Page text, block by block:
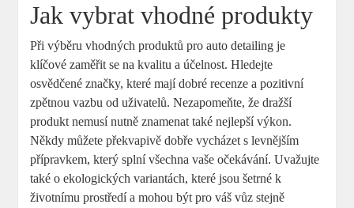
Jak vybrat vhodné ⁢produkty
Při⁤ výběru vhodných produktů pro auto detailing‍ je
klíčové​ zaměřit ​se ‌na kvalitu a účelnost.‍ Hledejte
⁤osvědčené značky, které⁢ mají dobré ⁣recenze a pozitivní
zpětnou vazbu od uživatelů.⁤ Nezapomeňte,⁤ že ⁢dražší
produkt nemusí nutně ‌znamenat také nejlepší výkon.
Někdy ⁣můžete překvapivě⁢ dobře‌ vycházet s levnějším
přípravkem, ⁣který splní všechna vaše⁢ očekávání. Uvažujte
také o⁤ ekologických variantách, které jsou šetrné k
životnímu prostředí⁢ a mohou být pro ⁣váš‌ vůz stejně⁣